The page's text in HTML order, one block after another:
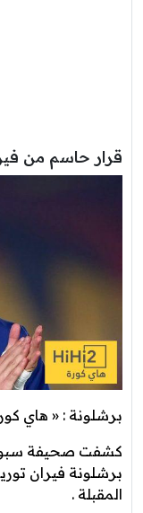
قرار حاسم من
برشلونة : « هاي
كشفت صحيفة
برشلونة فيران
المقبلة .